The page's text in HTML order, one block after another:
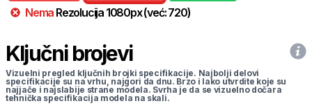
Nema Rezolucija 1080px(već:720)
Ključni brojevi
Vizuelni pregled ključnih brojki specifikacije. Najbolji delovi
specifikacije su na vrhu, najgori da dnu. Brzo i lako utvrdite koje su
najjače i najslabije strane modela. Svrha je da se vizuelno dočara
tehnička specifikacija modela na skali.